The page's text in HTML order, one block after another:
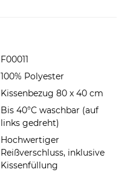
F00011
100% Polyester
Kissenbezug 80 x 40 cm
Bis 40°C waschbar (auf
links gedreht)
Hochwertiger
Reißverschluss, inklusive
Kissenfüllung